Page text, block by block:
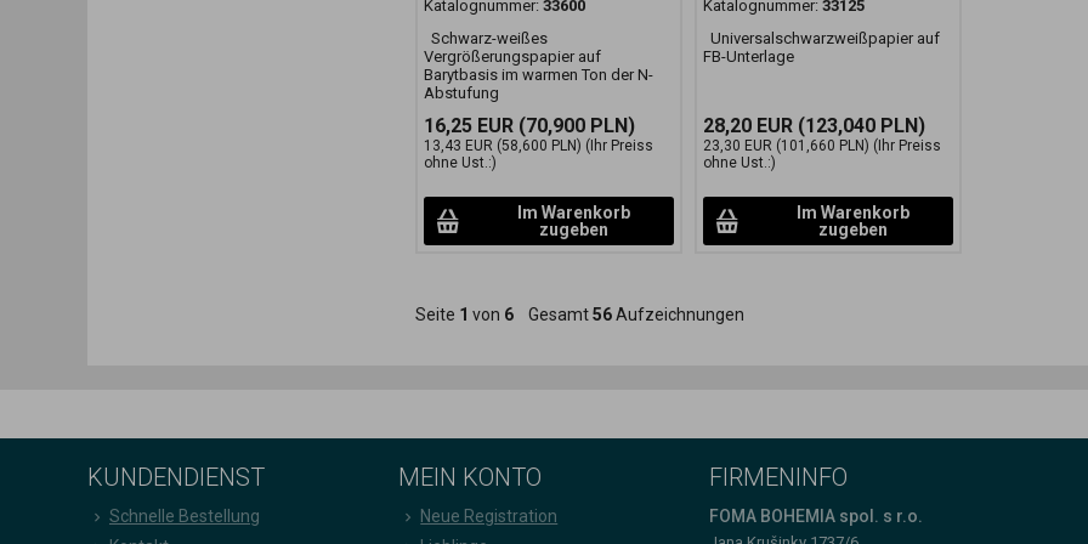
Katalognummer: 33600
Schwarz-weißes
Vergrößerungspapier auf
Barytbasis im warmen Ton der N-
Abstufung
16,25 EUR (70,900 PLN)
13,43 EUR (58,600 PLN) (Ihr Preiss
ohne Ust.:)
Im Warenkorb
zugeben
Katalognummer: 33125
Universalschwarzweißpapier auf
FB-Unterlage
28,20 EUR (123,040 PLN)
23,30 EUR (101,660 PLN) (Ihr Preiss
ohne Ust.:)
Im Warenkorb
zugeben
Seite 1 von 6 Gesamt56Aufzeichnungen
KUNDENDIENST
Schnelle Bestellung
MEIN KONTO
Neue Registration
FIRMENINFO
FOMA BOHEMIA spol. s r.o.